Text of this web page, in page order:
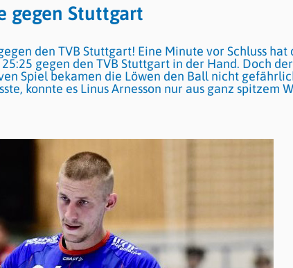
gegen Stuttgart
den TVB Stuttgart! Eine Minute vor Schluss hat
gegen den TVB Stuttgart in der Hand. Doch der
Spiel bekamen die Löwen den Ball nicht
konnte es Linus Arnesson nur aus ganz spitzem